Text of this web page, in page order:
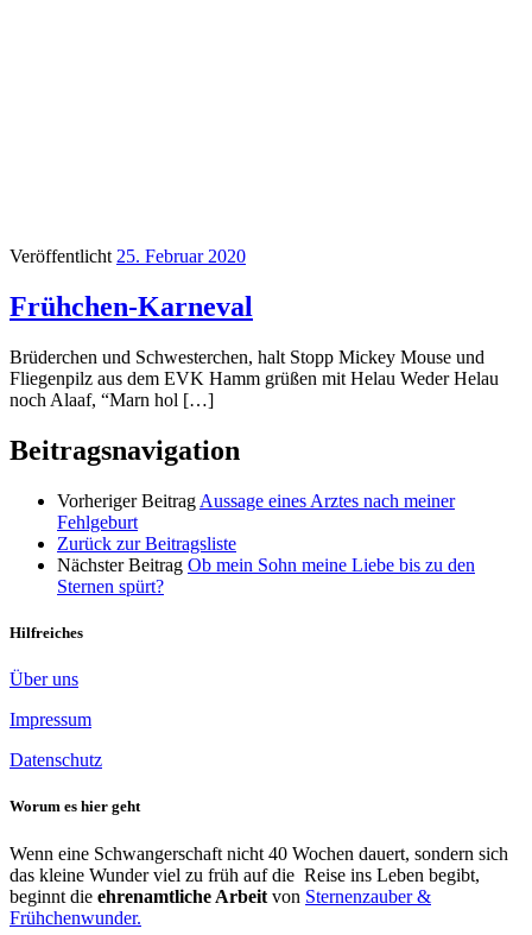
Veröffentlicht 25. Februar 2020
Frühchen-Karneval
Brüderchen und Schwesterchen, halt Stopp Mickey Mouse und
Fliegenpilz aus dem EVK Hamm grüßen mit Helau Weder Helau
noch Alaaf, “Marn hol […]
Beitragsnavigation
Vorheriger Beitrag Aussage eines Arztes nach meiner
Fehlgeburt
Zurück zur Beitragsliste
Nächster Beitrag Ob mein Sohn meine Liebe bis zu den
Sternen spürt?
Hilfreiches
Über uns
Impressum
Datenschutz
Worum es hier geht
Wenn eine Schwangerschaft nicht 40 Wochen dauert, sondern sich
das kleine Wunder viel zu früh auf die Reise ins Leben begibt,
beginnt die ehrenamtliche Arbeit von Sternenzauber &
Frühchenwunder.